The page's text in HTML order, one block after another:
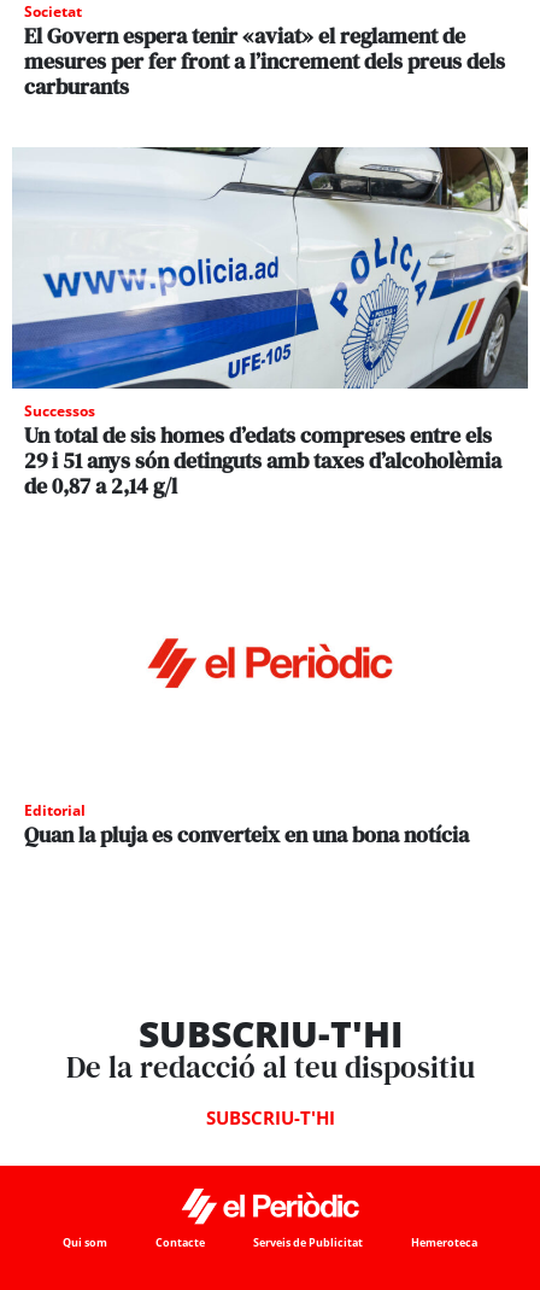
Societat
El Govern espera tenir «aviat» el reglament de
mesures per fer front a l’increment dels preus dels
carburants
Successos
Un total de sis homes d’edats compreses entre els
29 i 51 anys són detinguts amb taxes d’alcoholèmia
de 0,87 a 2,14 g/l
Editorial
Quan la pluja es converteix en una bona notícia
SUBSCRIU-T'HI
De la redacció al teu dispositiu
SUBSCRIU-T'HI
Qui som Contacte Serveis de Publicitat Hemeroteca